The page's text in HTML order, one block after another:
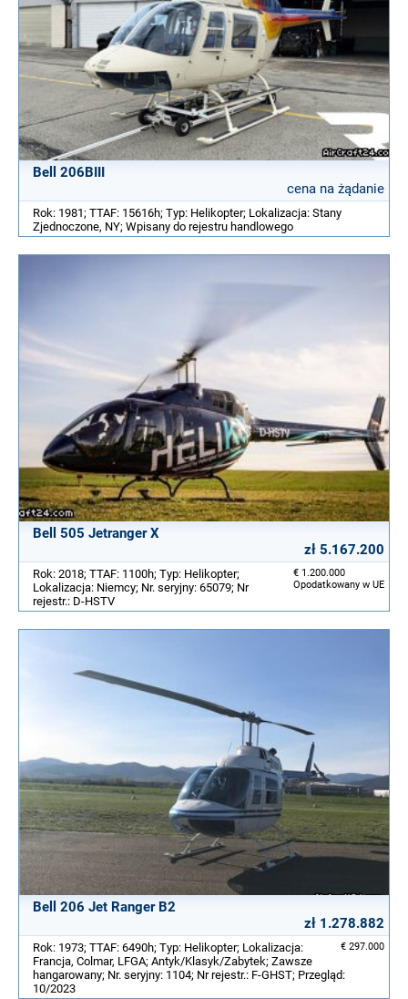
Bell 206BIII
cena na żądanie
Rok: 1981; TTAF: 15616h; Typ: Helikopter; Lokalizacja: Stany
Zjednoczone, NY; Wpisany do rejestru handlowego
Bell 505 Jetranger X
zł 5.167.200
€ 1.200.000
Opodatkowany w UE
Rok: 2018; TTAF: 1100h; Typ: Helikopter;
Lokalizacja: Niemcy; Nr. seryjny: 65079; Nr
rejestr.: D-HSTV
Bell 206 Jet Ranger B2
zł 1.278.882
€ 297.000
Rok: 1973; TTAF: 6490h; Typ: Helikopter; Lokalizacja:
Francja, Colmar, LFGA; Antyk/Klasyk/Zabytek; Zawsze
hangarowany; Nr. seryjny: 1104; Nr rejestr.: F-GHST; Przegląd:
10/2023